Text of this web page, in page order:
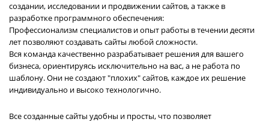
создании, исследовании и продвижении сайтов, а также в
разработке программного обеспечения:
Профессионализм специалистов и опыт работы в течении десяти
лет позволяют создавать сайты любой сложности.
Вся команда качественно разрабатывает решения для вашего
бизнеса, ориентируясь исключительно на вас, а не работа по
шаблону. Они не создают "плохих" сайтов, каждое их решение
индивидуально и высоко технологично.
Все созданные сайты удобны и просты, что позволяет